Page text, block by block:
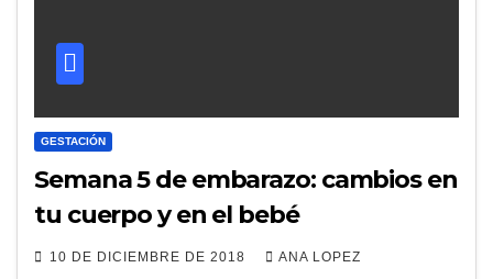
GESTACIÓN
Semana 5 de embarazo: cambios en
tu cuerpo y en el bebé
10 DE DICIEMBRE DE 2018 ANA LOPEZ